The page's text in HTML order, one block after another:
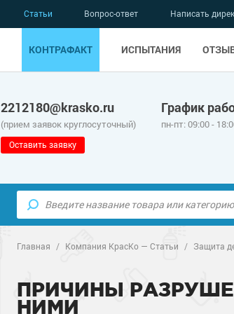
Статьи Вопрос-ответ Написать
КОНТРАФАКТ ИСПЫТАНИЯ
2212180@krasko.ru
(прием заявок круглосуточный)
Оставить заявку
График
пн-пт: 09:00 -
Полиуретановые полы
Водно-эпоксидные наливные
Эпоксидные полы
Грунт-эмали по металлу
Главная / Компания КрасКо — Статьи / Защита
ПРИЧИНЫ
НИМИ
Полиуретановые полы
Водно-эпоксидные наливные
Эпоксидные полы
Грунт-эмали по металлу